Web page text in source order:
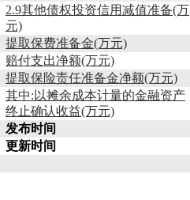
2.9其他债权投资信用减值准备(万
元)
提取保费准备金(万元)
赔付支出净额(万元)
提取保险责任准备金净额(万元)
其中:以摊余成本计量的金融资产
终止确认收益(万元)
发布时间
更新时间